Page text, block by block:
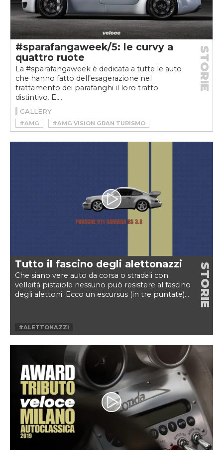
#sparafangaweek/5: le curvy a
quattro ruote
La #sparafangaweek è dedicata a tutte le auto
che hanno fatto dell’esagerazione nel
trattamento dei parafanghi il loro tratto
distintivo. E,...
STORIE
GALLERY
#AMG
#AMG VISION GRAN TURISMO
#F40
#FERRARI F40
#GIANNINI
#WIESMANN
Tutto il fascino degli alettonazzi
Che siano vere auto da corsa o stradali con
velleità pistaiole nessuno può resistere al fascino
degli alettoni. Ecco un escursus (in tre puntate)...
STORIE
#ALETTONAZZI
#ALETTONAZZIWEEKVELOCE
#ALETTONE
#HOMOLOGATION SPECIAL
#RACING
#WEEKVELOCE